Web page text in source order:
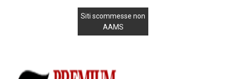
Siti scommesse non
AAMS